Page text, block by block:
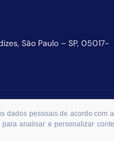
São Paulo – SP, 05017-
dados pessoais de acordo
analisar e personalizar